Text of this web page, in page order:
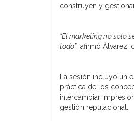
construyen y
“El marketing no solo
todo”, afirmó Álvarez,
La sesión incluyó un
práctica de los
intercambiar
gestión reputacional.